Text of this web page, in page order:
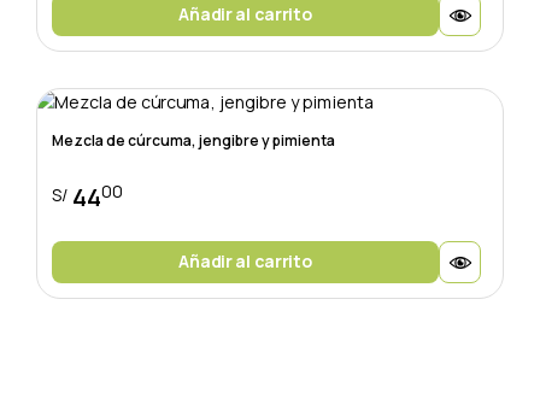
Añadir al carrito
Mezcla de cúrcuma, jengibre y pimienta
S/ 4400
Añadir al carrito